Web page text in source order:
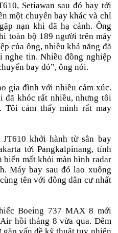
Setiawan sau đó bay tới
một chuyến bay khác và chỉ
nạn khi đã hạ cánh. Ông
toàn bộ 189 người trên máy
của ông, nhiều khả năng đã
nghe tin. Nhiều đồng nghiệp
bay đó”, ông nói.
gia đình với nhiều cảm xúc.
đã khóc rất nhiều, nhưng tôi
Tôi cảm thấy mình rất may
khởi hành từ sân bay
tới Pangkalpinang, tỉnh
biến mất khỏi màn hình radar
Máy bay sau đó lao xuống
tên với đông dân cư nhất
Boeing 737 MAX 8 mới
hồi tháng 8 vừa qua. Đêm